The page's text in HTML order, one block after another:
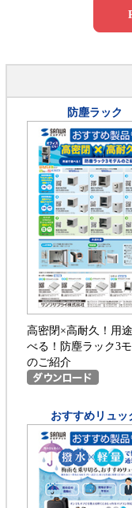
防塵ラック
高密閉×高耐久！用
べる！防塵ラック3
のご紹介
おすすめリュッ